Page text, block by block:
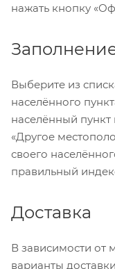
нажать кнопку
Выберите из
населённого
населённый пункт
«Другое
своего
правильный
Доставка
В зависимости от
варианты